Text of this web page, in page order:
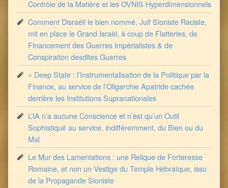
Contrôle de la Matière et les OVNIS Hyperdimensionnels
Comment Disraéli le bien nommé, Juif Sioniste Raciste,
mit en place le Grand Israël, à coup de Flatteries, de
Financement des Guerres Impérialistes & de
Conspiration desdites Guerres
« Deep State : l’Instrumentalisation de la Politique par la
Finance, au service de l’Oligarchie Apatride cachée
derrière les Institutions Supranationales
L’IA n’a aucune Conscience et n’est qu’un Outil
Sophistiqué au service, indifféremment, du Bien ou du
Mal
Le Mur des Lamentations : une Relique de Forteresse
Romaine, et non un Vestige du Temple Hébraïque, issu
de la Propagande Sioniste